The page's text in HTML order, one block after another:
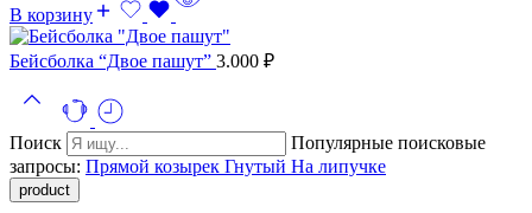
В корзину
Бейсболка “Двое пашут” 3.000 ₽
Поиск
Популярные поисковые
запросы: Прямой козырек Гнутый На липучке